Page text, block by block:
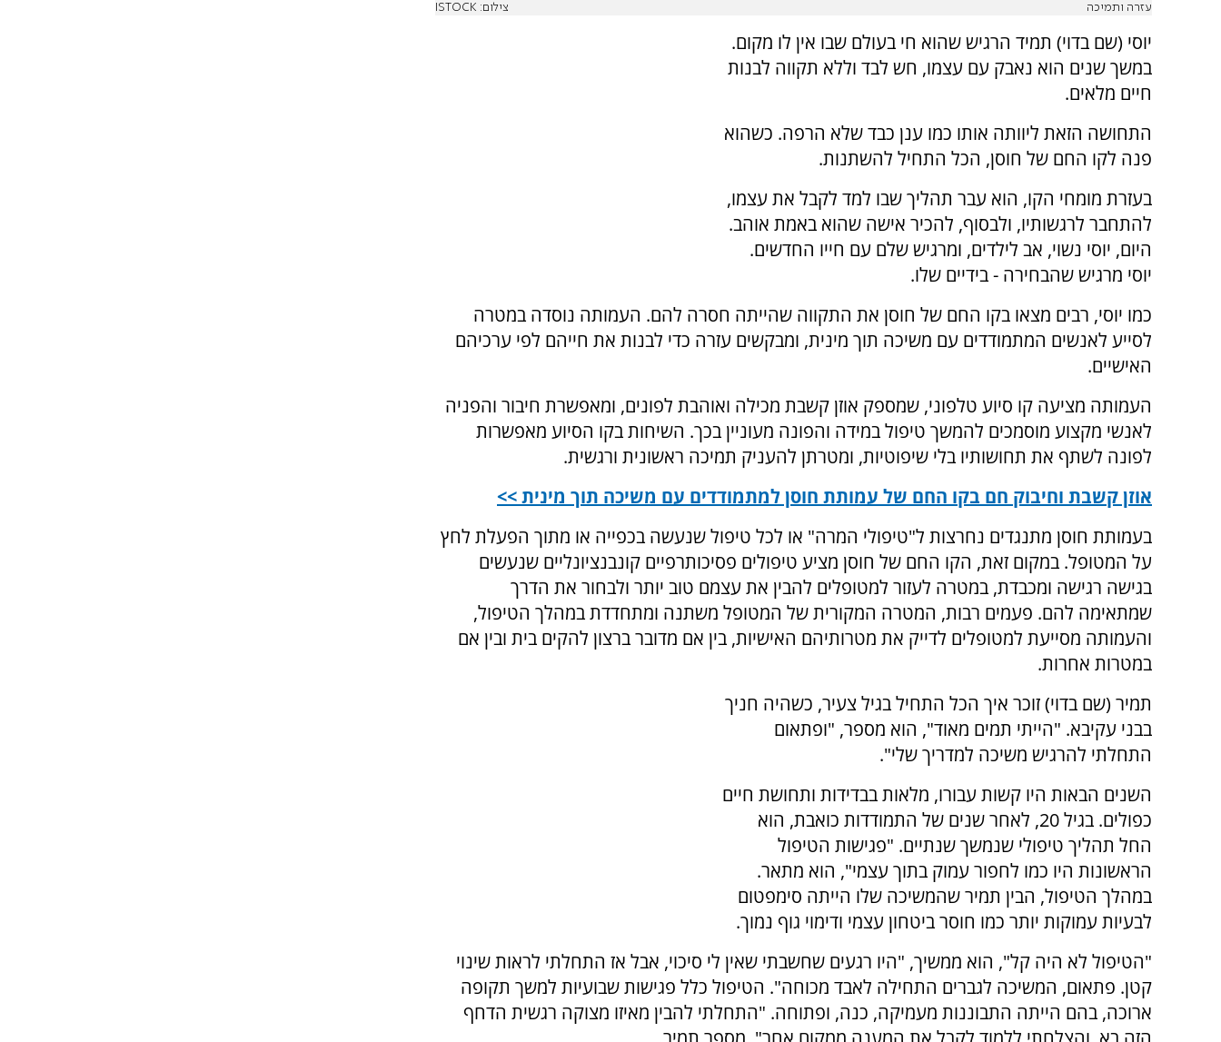
עזרה ותמיכה צילום: ISTOCK
יוסי (שם בדוי) תמיד הרגיש שהוא חי בעולם שבו אין לו מקום.
במשך שנים הוא נאבק עם עצמו, חש לבד וללא תקווה לבנות
חיים מלאים.
התחושה הזאת ליוותה אותו כמו ענן כבד שלא הרפה. כשהוא
פנה לקו החם של חוסן, הכל התחיל להשתנות.
בעזרת מומחי הקו, הוא עבר תהליך שבו למד לקבל את עצמו,
להתחבר לרגשותיו, ולבסוף, להכיר אישה שהוא באמת אוהב.
היום, יוסי נשוי, אב לילדים, ומרגיש שלם עם חייו החדשים.
יוסי מרגיש שהבחירה - בידיים שלו.
כמו יוסי, רבים מצאו בקו החם של חוסן את התקווה שהייתה חסרה להם. העמותה נוסדה במטרה
לסייע לאנשים המתמודדים עם משיכה תוך מינית, ומבקשים עזרה כדי לבנות את חייהם לפי ערכיהם
האישיים.
העמותה מציעה קו סיוע טלפוני, שמספק אוזן קשבת מכילה ואוהבת לפונים, ומאפשרת חיבור והפניה
לאנשי מקצוע מוסמכים להמשך טיפול במידה והפונה מעוניין בכך. השיחות בקו הסיוע מאפשרות
לפונה לשתף את תחושותיו בלי שיפוטיות, ומטרתן להעניק תמיכה ראשונית ורגשית.
אוזן קשבת וחיבוק חם בקו החם של עמותת חוסן למתמודדים עם משיכה תוך מינית >>
בעמותת חוסן מתנגדים נחרצות ל"טיפולי המרה" או לכל טיפול שנעשה בכפייה או מתוך הפעלת לחץ
על המטופל. במקום זאת, הקו החם של חוסן מציע טיפולים פסיכותרפיים קונבנציונליים שנעשים
בגישה רגישה ומכבדת, במטרה לעזור למטופלים להבין את עצמם טוב יותר ולבחור את הדרך
שמתאימה להם. פעמים רבות, המטרה המקורית של המטופל משתנה ומתחדדת במהלך הטיפול,
והעמותה מסייעת למטופלים לדייק את מטרותיהם האישיות, בין אם מדובר ברצון להקים בית ובין אם
במטרות אחרות.
תמיר (שם בדוי) זוכר איך הכל התחיל בגיל צעיר, כשהיה חניך
בבני עקיבא. "הייתי תמים מאוד", הוא מספר, "ופתאום
התחלתי להרגיש משיכה למדריך שלי".
השנים הבאות היו קשות עבורו, מלאות בבדידות ותחושת חיים
כפולים. בגיל 20, לאחר שנים של התמודדות כואבת, הוא
החל תהליך טיפולי שנמשך שנתיים. "פגישות הטיפול
הראשונות היו כמו לחפור עמוק בתוך עצמי", הוא מתאר.
במהלך הטיפול, הבין תמיר שהמשיכה שלו הייתה סימפטום
לבעיות עמוקות יותר כמו חוסר ביטחון עצמי ודימוי גוף נמוך.
"הטיפול לא היה קל", הוא ממשיך, "היו רגעים שחשבתי שאין לי סיכוי, אבל אז התחלתי לראות שינוי
קטן. פתאום, המשיכה לגברים התחילה לאבד מכוחה". הטיפול כלל פגישות שבועיות למשך תקופה
ארוכה, בהם הייתה התבוננות מעמיקה, כנה, ופתוחה. "התחלתי להבין מאיזו מצוקה רגשית הדחף